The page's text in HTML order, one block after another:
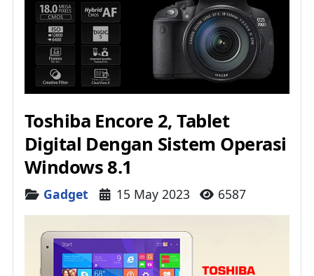
Toshiba Encore 2, Tablet
Digital Dengan Sistem Operasi
Windows 8.1
Details
Gadget 15 May 2023 6587